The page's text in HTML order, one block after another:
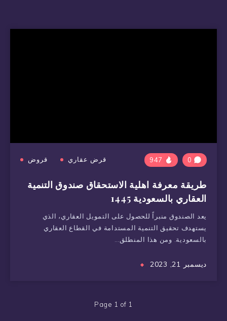
قرض عقاري قروض 0
طريقة معرفة اهلية الاستحقاق صندوق التنمية
العقاري بالسعودية 1445
يعد الصندوق منبراً للحصول على التمويل العقاري، الذي
يستهدف تحقيق التنمية المستدامة في القطاع العقاري
بالسعودية. ومن هذا المنطلق…
ديسمبر 21, 2023
Page 1 of 1